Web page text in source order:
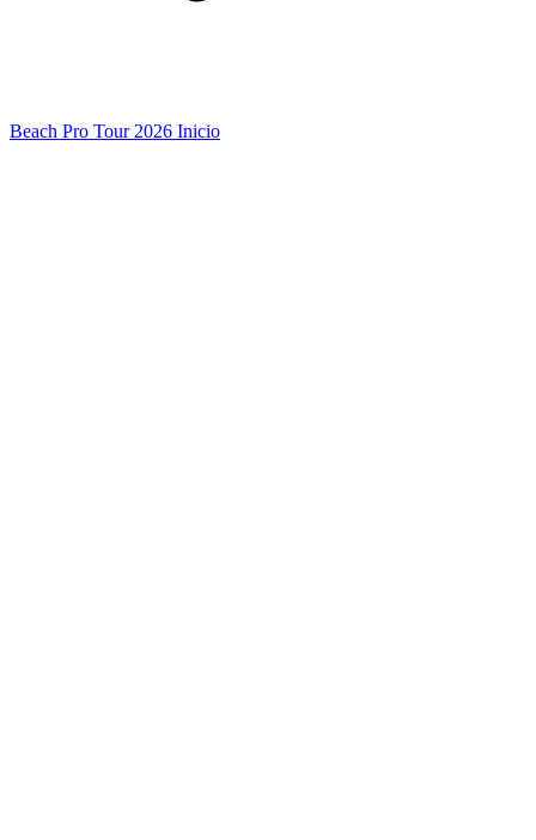
Beach Pro Tour 2026 Inicio